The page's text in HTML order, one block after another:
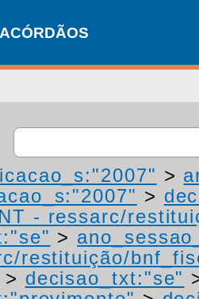
ACÓRDÃOS
>
>
- ressarc/
>
restituição/
> decisao_txt:"se"